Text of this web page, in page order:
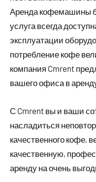
Аренда кофемашины
услуга всегда
эксплуатации
потребление кофе
компания Cmrent
вашего офиса в
С Cmrent вы и ваши
насладиться
качественного кофе,
качественную,
аренду на очень